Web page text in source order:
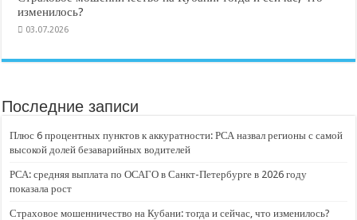
изменилось?
03.07.2026
Последние записи
Плюс 6 процентных пунктов к аккуратности: РСА назвал регионы с самой
высокой долей безаварийных водителей
РСА: средняя выплата по ОСАГО в Санкт-Петербурге в 2026 году
показала рост
Страховое мошенничество на Кубани: тогда и сейчас, что изменилось?